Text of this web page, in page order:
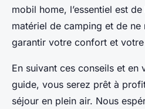
mobil home, l’essentiel est
matériel de camping et de
garantir votre confort et
En suivant ces conseils et en
guide, vous serez prêt à
séjour en plein air. Nous